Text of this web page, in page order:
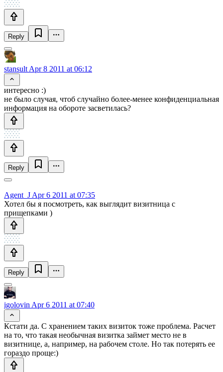
Reply
stansult Apr 8 2011 at 06:12
интересно :)
не было случая, чтоб случайно более-менее конфиденциальная
информация на обороте засветилась?
Reply
Agent_J Apr 6 2011 at 07:35
Хотел бы я посмотреть, как выглядит визитница с
прищепками )
Reply
igolovin Apr 6 2011 at 07:40
Кстати да. С хранением таких визиток тоже проблема. Расчет
на то, что такая необычная визитка займет место не в
визитнице, а, например, на рабочем столе. Но так потерять ее
гораздо проще:)